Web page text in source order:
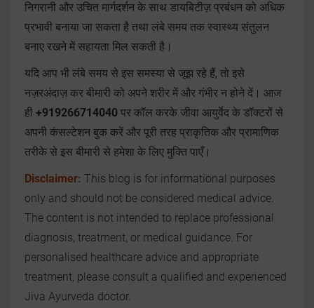
निगरानी और उचित मार्गदर्शन के साथ डायबिटीज़ प्रबंधन को अधिक
प्रभावी बनाया जा सकता है तथा लंबे समय तक स्वास्थ्य संतुलन
बनाए रखने में सहायता मिल सकती है।
यदि आप भी लंबे समय से इस समस्या से जूझ रहे हैं, तो इसे
नज़रअंदाज़ कर बीमारी को अपने शरीर में और गंभीर न होने दें। आज
ही +919266714040 पर कॉल करके जीवा आयुर्वेद के डॉक्टरों से
अपनी कंसल्टेशन बुक करें और पूरी तरह प्राकृतिक और प्रामाणिक
तरीके से इस बीमारी से हमेशा के लिए मुक्ति पाएँ।
Disclaimer: This blog is for informational purposes
only and should not be considered medical advice.
The content is not intended to replace professional
diagnosis, treatment, or medical guidance. For
personalised healthcare advice and appropriate
treatment, please consult a qualified and experienced
Jiva Ayurveda doctor.